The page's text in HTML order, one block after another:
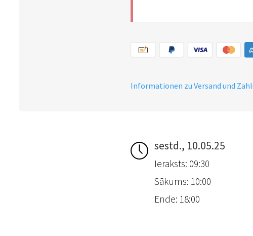
Informationen zu Versand und
sestd., 10.05.25
Ieraksts: 09:30
Sākums: 10:00
Ende: 18:00